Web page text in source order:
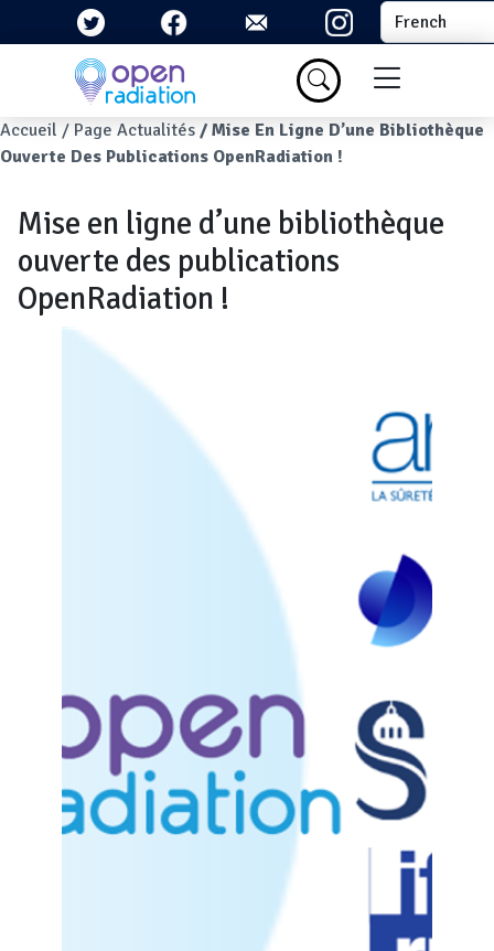
Aller au contenu principal Select your
Menu du
Fil d'Ariane
Accueil Page Actualités
Mise En Ligne D’une Bibliothèque
Ouverte Des Publications OpenRadiation !
Mise en ligne d’une bibliothèque
ouverte des publications
OpenRadiation !